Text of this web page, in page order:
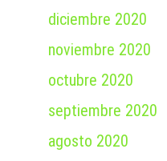
diciembre 2020
noviembre 2020
octubre 2020
septiembre 2020
agosto 2020